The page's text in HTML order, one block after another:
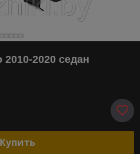
2020 седан
Купить